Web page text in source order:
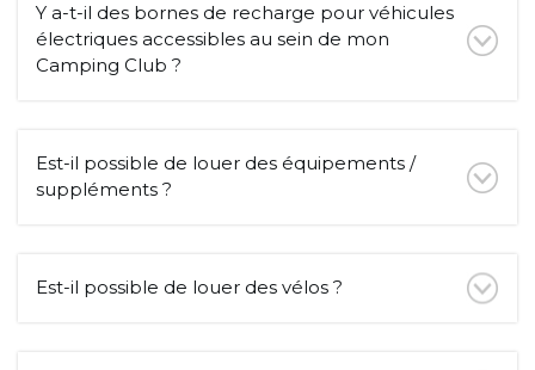
Y a-t-il des bornes de recharge pour véhicules
électriques accessibles au sein de mon
Camping Club ?
Est-il possible de louer des équipements /
suppléments ?
Est-il possible de louer des vélos ?